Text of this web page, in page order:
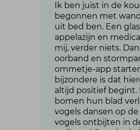
Ik ben juist in de
begonnen met
uit bed ben. Een
appelazijn en
mij, verder niets.
oorband en
ommetje-app
bijzondere is dat
altijd positief begint.
bomen hun blad
vogels dansen op
vogels ontbijten in